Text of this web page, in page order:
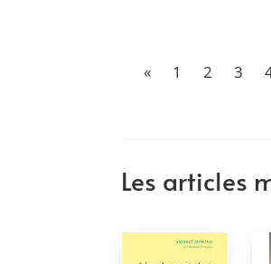
« 1 2 3
Les articles